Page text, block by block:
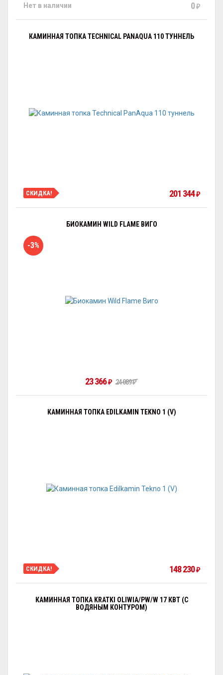
Нет в наличии 0₽
КАМИННАЯ ТОПКА TECHNICAL PANAQUA 110 ТУННЕЛЬ
СКИДКА! 201 344₽
БИОКАМИН WILD FLAME ВИГО
-3%
23 366₽ 24 089₽
КАМИННАЯ ТОПКА EDILKAMIN TEKNO 1 (V)
СКИДКА! 148 230₽
КАМИННАЯ ТОПКА KRATKI OLIWIA/PW/W 17 КВТ (С
ВОДЯНЫМ КОНТУРОМ)